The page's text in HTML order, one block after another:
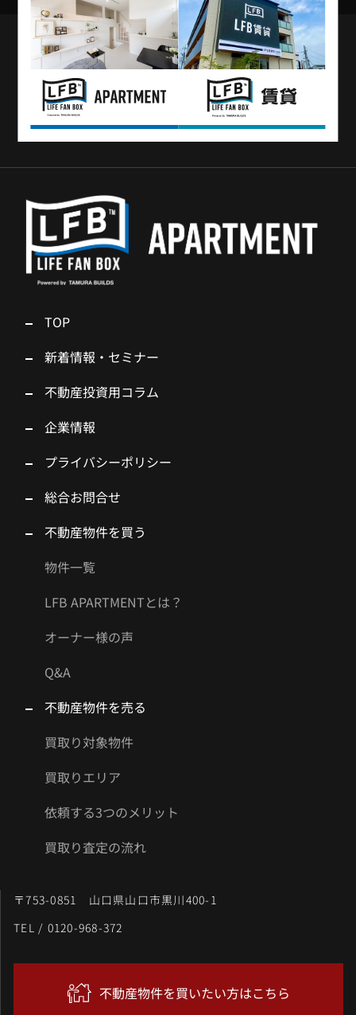
TOP
新着情報・セミナー
不動産投資用コラム
企業情報
プライバシーポリシー
総合お問合せ
不動産物件を買う
物件一覧
LFB APARTMENTとは？
オーナー様の声
Q&A
不動産物件を売る
買取り対象物件
買取りエリア
依頼する3つのメリット
買取り査定の流れ
〒753-0851 山口県山口市黒川400-1
TEL / 0120-968-372
不動産物件を買いたい方はこちら